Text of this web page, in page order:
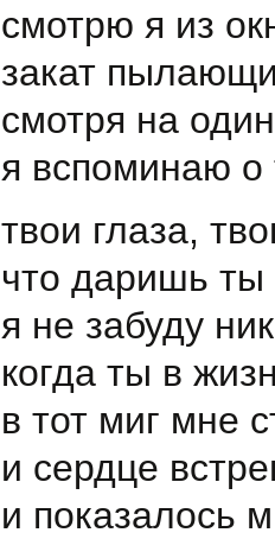
смотрю я из
закат
смотря на
я вспоминаю о
твои глаза,
что даришь
я не забуду
когда ты в
в тот миг мне
и сердце
и показалось